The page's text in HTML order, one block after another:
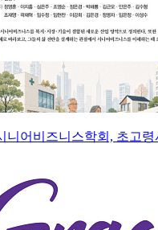
니어비즈니스학회, 초고령